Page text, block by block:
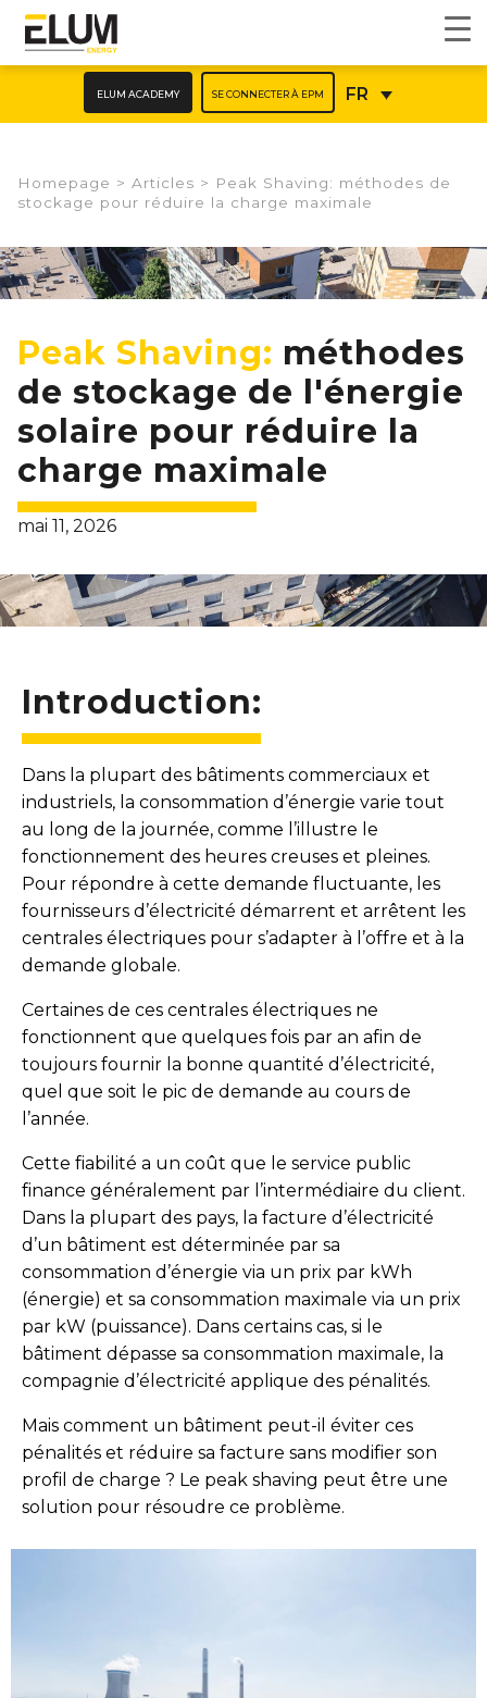
ELUM ACADEMY SE CONNECTER À EPM FR
Homepage > Articles > Peak Shaving: méthodes de
stockage pour réduire la charge maximale
Peak Shaving: méthodes
de stockage de l'énergie
solaire pour réduire la
charge maximale
mai 11, 2026
Introduction:
Dans la plupart des bâtiments commerciaux et
industriels, la consommation d’énergie varie tout
au long de la journée, comme l’illustre le
fonctionnement des heures creuses et pleines.
Pour répondre à cette demande fluctuante, les
fournisseurs d’électricité démarrent et arrêtent les
centrales électriques pour s’adapter à l’offre et à la
demande globale.
Certaines de ces centrales électriques ne
fonctionnent que quelques fois par an afin de
toujours fournir la bonne quantité d’électricité,
quel que soit le pic de demande au cours de
l’année.
Cette fiabilité a un coût que le service public
finance généralement par l’intermédiaire du client.
Dans la plupart des pays, la facture d’électricité
d’un bâtiment est déterminée par sa
consommation d’énergie via un prix par kWh
(énergie) et sa consommation maximale via un prix
par kW (puissance). Dans certains cas, si le
bâtiment dépasse sa consommation maximale, la
compagnie d’électricité applique des pénalités.
Mais comment un bâtiment peut-il éviter ces
pénalités et réduire sa facture sans modifier son
profil de charge ? Le peak shaving peut être une
solution pour résoudre ce problème.